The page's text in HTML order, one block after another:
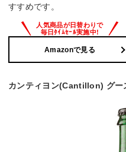
すすめです。
Amazonで見る
カンティヨン(Cantillon) グー